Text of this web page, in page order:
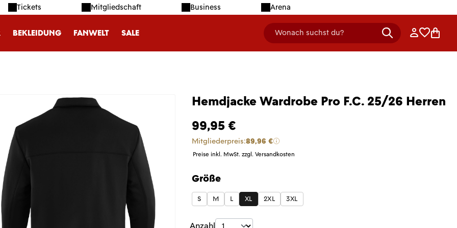
Tickets Mitgliedschaft Business Arena
BEKLEIDUNG FANWELT SALE Wonach suchst du?
header.searchDescription Anmelden
Hemdjacke Wardrobe Pro F.C. 25/26 Herren
99,95 €
Mitgliederpreis:89,96 €
Preise inkl. MwSt. zzgl. Versandkosten
Größe
auswählen
S M L XL 2XL 3XL
Anzahl